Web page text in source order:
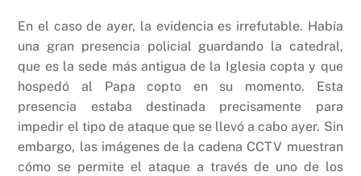
En el caso de ayer, la evidencia es irrefutable. Había
una gran presencia policial guardando la catedral,
que es la sede más antigua de la Iglesia copta y que
hospedó al Papa copto en su momento. Esta
presencia estaba destinada precisamente para
impedir el tipo de ataque que se llevó a cabo ayer. Sin
embargo, las imágenes de la cadena CCTV muestran
cómo se permite el ataque a través de uno de los